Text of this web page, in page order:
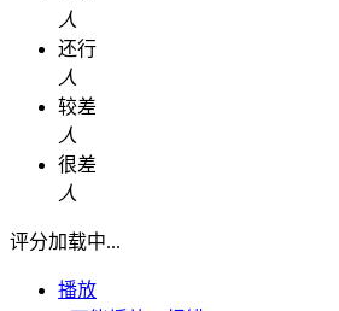
人
还行
人
较差
人
很差
人
评分加载中...
播放